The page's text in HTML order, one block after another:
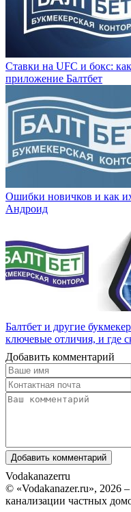
Ставки на UFC и бокс:
приложение Балтбет
Ошибки новичков и как их
Андроид
Балтбет и другие
ключевые отличия, и где
Добавить комментарий
Vodakanazerru
© «Vodakanazer.ru», 2026
канализации частных